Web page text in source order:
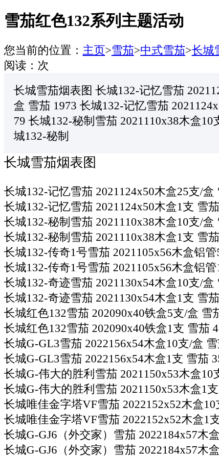
雪茄红色132系列主题活动
您当前的位置： 主页>雪茄>中式雪茄>长城
阅读： 次
长城雪茄烟表图 长城132-记忆雪茄
盒 雪茄 1973 长城132-记忆雪茄
79 长城132-秘制雪茄 2021110x38木盒10
城132-秘制
长城雪茄烟表图
长城132-记忆雪茄 2021124x50木盒25支/盒
长城132-记忆雪茄 2021124x50木盒1支 雪
长城132-秘制雪茄 2021110x38木盒10支/盒
长城132-秘制雪茄 2021110x38木盒1支 雪
长城132-传奇1号雪茄 2021105x56木盒铝
长城132-传奇1号雪茄 2021105x56木盒铝
长城132-奇迹雪茄 2021130x54木盒10支/盒
长城132-奇迹雪茄 2021130x54木盒1支 雪
长城红色132雪茄 202090x40铁盒5支/盒 雪
长城红色132雪茄 202090x40铁盒1支 雪茄
长城G-GL3雪茄 2022156x54木盒10支/盒
长城G-GL3雪茄 2022156x54木盒1支 雪茄
长城G-伟大的胜利雪茄 2021150x53木盒10
长城G-伟大的胜利雪茄 2021150x53木盒1
长城唯佳金字塔VF雪茄 2022152x52木盒10
长城唯佳金字塔VF雪茄 2022152x52木盒1
长城G-GJ6（外交家）雪茄 2022184x57木
长城G-GJ6（外交家）雪茄 2022184x57木